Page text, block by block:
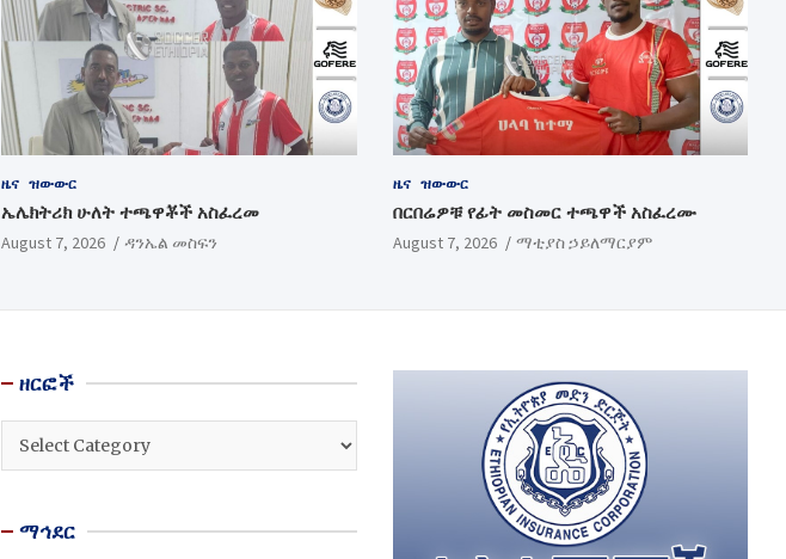
ዜና ዝውውር
ኤሌክትሪክ ሁለት ተጫዋቾች አስፈረመ
August 7, 2026 ዳንኤል መስፍን
ዜና ዝውውር
በርበሬዎቹ የፊት መስመር ተጫዋች አስፈረሙ
August 7, 2026 ማቲያስ ኃይለማርያም
ዘርፎች
ዘርፎች
ማኅደር